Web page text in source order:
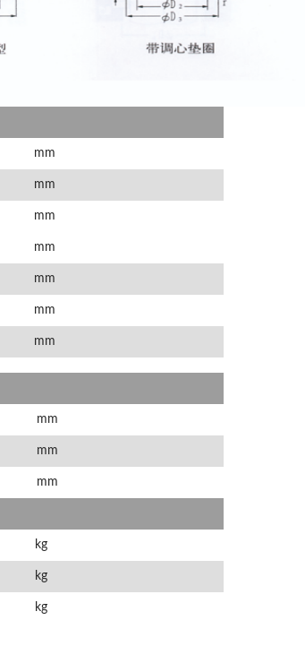
mm
mm
mm
mm
mm
mm
mm
mm
mm
mm
kg
kg
kg